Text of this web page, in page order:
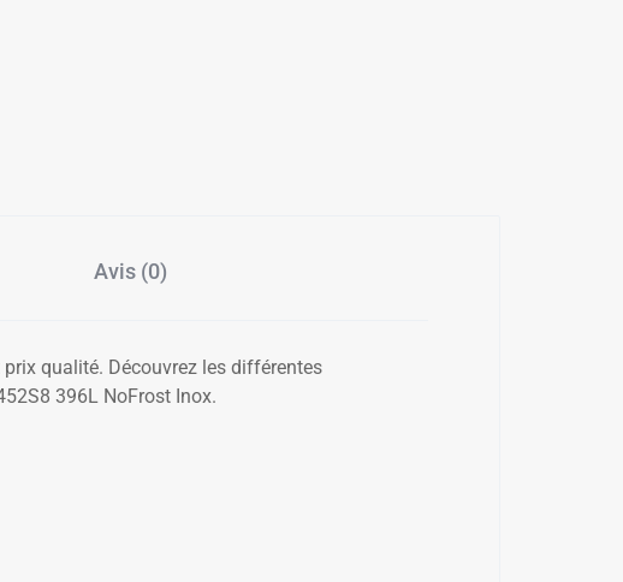
Avis (0)
qualité. Découvrez les différentes
396L NoFrost Inox.